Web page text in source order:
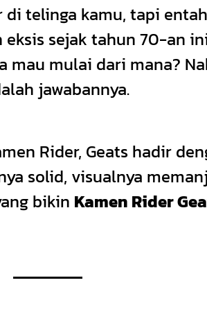
telinga kamu, tapi
sejak tahun 70-an
mau mulai dari mana?
jawabannya.
Rider, Geats hadir
solid, visualnya
bikin Kamen Rider